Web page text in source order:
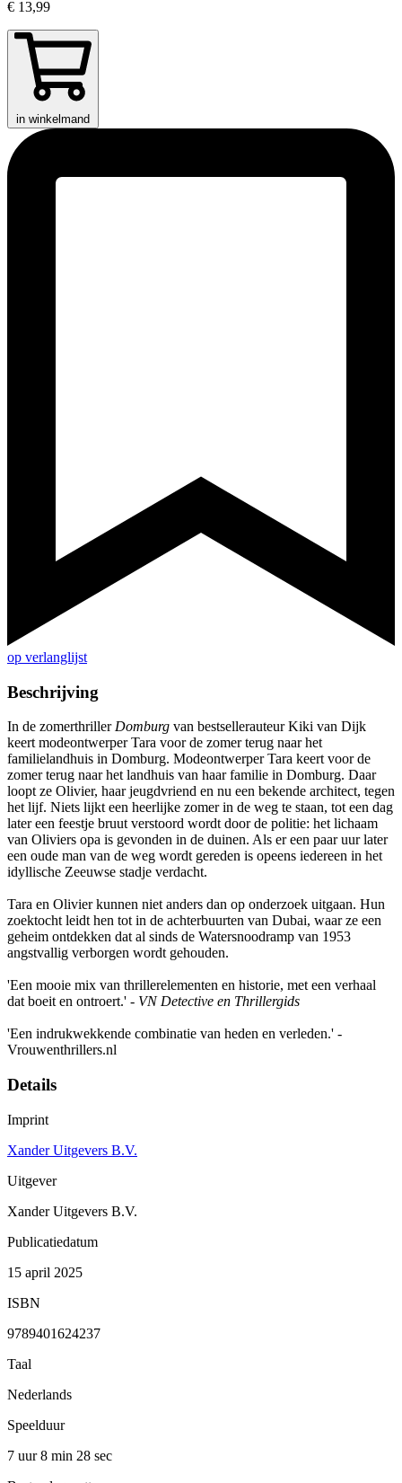
€ 13,99
in winkelmand
op verlanglijst
Beschrijving
In de zomerthrillerDomburg van bestsellerauteur Kiki van Dijk
keert modeontwerper Tara voor de zomer terug naar het
familielandhuis in Domburg. Modeontwerper Tara keert voor de
zomer terug naar het landhuis van haar familie in Domburg. Daar
loopt ze Olivier, haar jeugdvriend en nu een bekende architect, tegen
het lijf. Niets lijkt een heerlijke zomer in de weg te staan, tot een dag
later een feestje bruut verstoord wordt door de politie: het lichaam
van Oliviers opa is gevonden in de duinen. Als er een paar uur later
een oude man van de weg wordt gereden is opeens iedereen in het
idyllische Zeeuwse stadje verdacht.
Tara en Olivier kunnen niet anders dan op onderzoek uitgaan. Hun
zoektocht leidt hen tot in de achterbuurten van Dubai, waar ze een
geheim ontdekken dat al sinds de Watersnoodramp van 1953
angstvallig verborgen wordt gehouden.
'Een mooie mix van thrillerelementen en historie, met een verhaal
dat boeit en ontroert.' - VN Detective en Thrillergids
'Een indrukwekkende combinatie van heden en verleden.' -
Vrouwenthrillers.nl
Details
Imprint
Xander Uitgevers B.V.
Uitgever
Xander Uitgevers B.V.
Publicatiedatum
15 april 2025
ISBN
9789401624237
Taal
Nederlands
Speelduur
7 uur 8 min 28 sec